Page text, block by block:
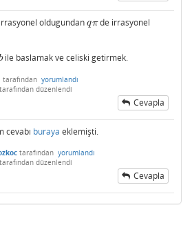
oldugundanqπ
qπde irrasyonel
ile baslamak ve celiski getirmek.
tarafından yorumlandı
tarafından düzenlendi
Cevapla
cevabı buraya eklemişti.
tarafından yorumlandı
tarafından düzenlendi
Cevapla